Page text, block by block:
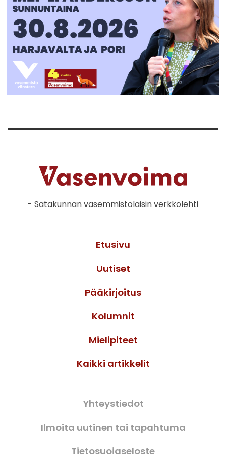
- Satakunnan vasemmistolaisin verkkolehti
Etusivu
Uutiset
Pääkirjoitus
Kolumnit
Mielipiteet
Kaikki artikkelit
Yhteystiedot
Ilmoita uutinen tai tapahtuma
Tietosuojaseloste